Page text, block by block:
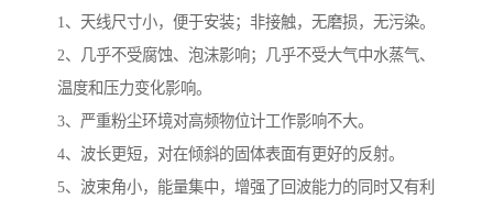
1、天线尺寸小，便于安装；非接触，无磨损，无污染。
2、几乎不受腐蚀、泡沫影响；几乎不受大气中水蒸气、
温度和压力变化影响。
3、严重粉尘环境对高频物位计工作影响不大。
4、波长更短，对在倾斜的固体表面有更好的反射。
5、波束角小，能量集中，增强了回波能力的同时又有利